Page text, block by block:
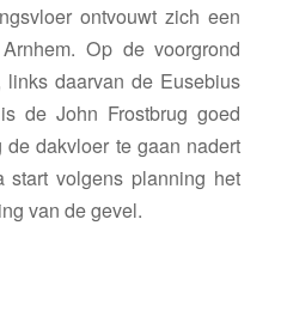
ontvouwt zich een
Op de voorgrond
daarvan de Eusebius
de John Frostbrug goed
dakvloer te gaan nadert
start volgens planning het
van de gevel.